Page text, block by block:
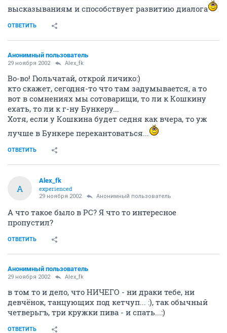
высказываниям и способствует развитию диалога
ОТВЕТИТЬ
Анонимный пользователь
29 ноября 2002 Alex_fk
Во-во! Гюльчатай, открой личико:)
кто скажет, сегодня-то что там задумывается, а то
вот в сомнениях мы сотоварищи, то ли к Кошкину
ехать, то ли к г-ну Бункеру...
Хотя, если у Кошкина будет седня как вчера, то уж
лучше в Бункере перекантоваться...
ОТВЕТИТЬ
A
Alex_fk
experienced
29 ноября 2002 Анонимный пользователь
А что такое было в РС? Я что то интересное
пропустил?
ОТВЕТИТЬ
Анонимный пользователь
29 ноября 2002 Alex_fk
в том то и дело, что НИЧЕГО - ни драки тебе, ни
девчёнок, танцующих под кетчуп... :), так обычный
четверьгъ, три кружки пива - и спать...:)
ОТВЕТИТЬ